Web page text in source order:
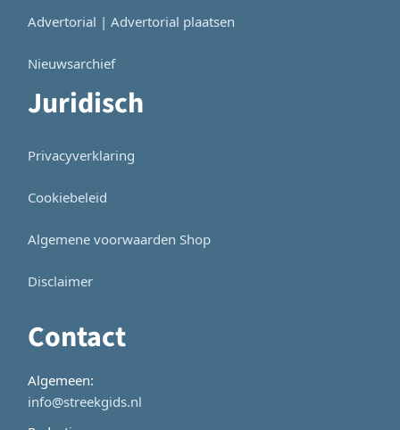
Advertorial | Advertorial plaatsen
Nieuwsarchief
Juridisch
Privacyverklaring
Cookiebeleid
Algemene voorwaarden Shop
Disclaimer
Contact
Algemeen:
info@streekgids.nl